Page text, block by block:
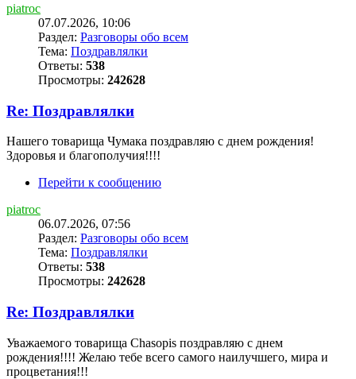
piatroc
07.07.2026, 10:06
Раздел: Разговоры обо всем
Тема: Поздравлялки
Ответы: 538
Просмотры: 242628
Re: Поздравлялки
Нашего товарища Чумака поздравляю с днем рождения!
Здоровья и благополучия!!!!
Перейти к сообщению
piatroc
06.07.2026, 07:56
Раздел: Разговоры обо всем
Тема: Поздравлялки
Ответы: 538
Просмотры: 242628
Re: Поздравлялки
Уважаемого товарища Chasopis поздравляю с днем
рождения!!!! Желаю тебе всего самого наилучшего, мира и
процветания!!!